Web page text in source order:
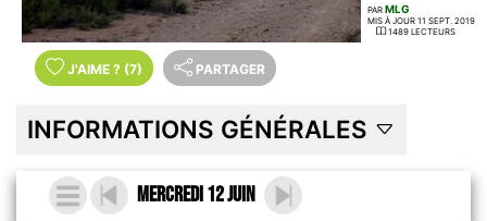
PAR MLG
MIS À JOUR 11 SEPT. 2019
1489 LECTEURS
J'AIME ? (7) PARTAGER
INFORMATIONS GÉNÉRALES
Mercredi 12 Juin